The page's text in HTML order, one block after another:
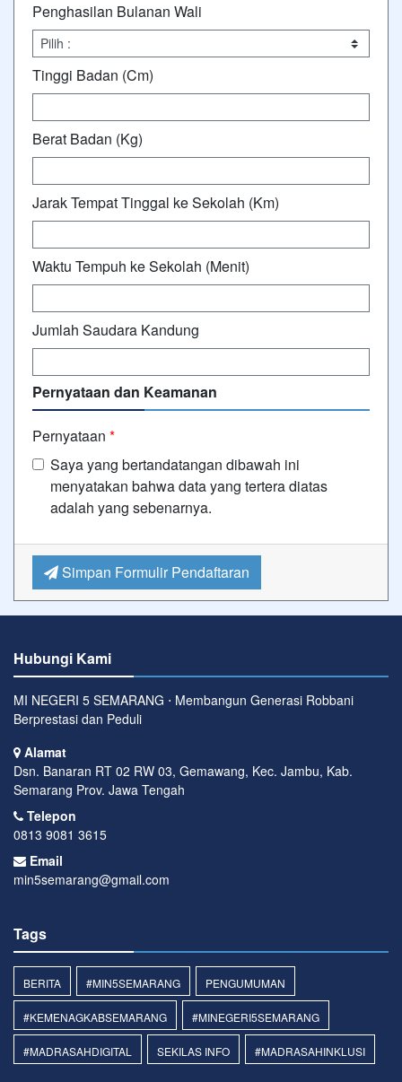
Penghasilan Bulanan Wali
Tinggi Badan (Cm)
Berat Badan (Kg)
Jarak Tempat Tinggal ke Sekolah (Km)
Waktu Tempuh ke Sekolah (Menit)
Jumlah Saudara Kandung
Pernyataan dan Keamanan
Pernyataan *
Saya yang bertandatangan dibawah ini
menyatakan bahwa data yang tertera diatas
adalah yang sebenarnya.
Simpan Formulir Pendaftaran
Hubungi Kami
MI NEGERI 5 SEMARANG ⋅ Membangun Generasi Robbani
Berprestasi dan Peduli
Alamat
Dsn. Banaran RT 02 RW 03, Gemawang, Kec. Jambu, Kab.
Semarang Prov. Jawa Tengah
Telepon
0813 9081 3615
Email
min5semarang@gmail.com
Tags
BERITA #MIN5SEMARANG PENGUMUMAN
#KEMENAGKABSEMARANG #MINEGERI5SEMARANG
#MADRASAHDIGITAL SEKILAS INFO #MADRASAHINKLUSI